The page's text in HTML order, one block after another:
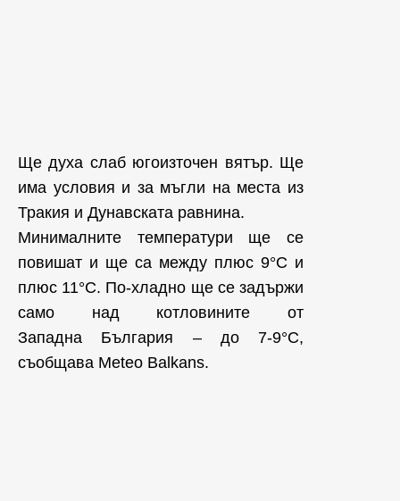
Ще духа слаб югоизточен вятър. Ще
има условия и за мъгли на места из
Тракия и Дунавската равнина.
Минималните температури ще се
повишат и ще са между плюс 9°С и
плюс 11°С. По-хладно ще се задържи
само над котловините от
Западна България – до 7-9°С,
съобщава Meteo Balkans.